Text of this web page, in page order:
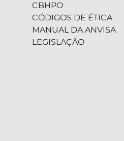
CBHPO
CÓDIGOS DE ÉTICA
MANUAL DA ANVISA
LEGISLAÇÃO